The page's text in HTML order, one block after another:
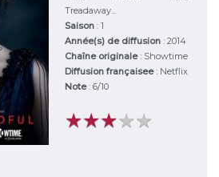
Treadaway...
Saison : 1
Année(s) de diffusion : 2014
Chaîne originale: Showtime
Diffusion françaisee: Netflix
Note: 6/10
★★★★★
★★★★★